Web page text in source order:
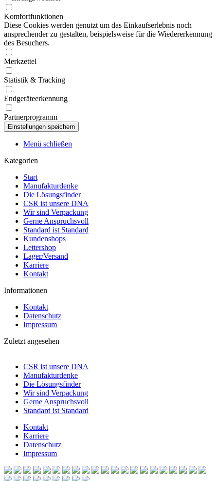
Komfortfunktionen
Diese Cookies werden genutzt um das Einkaufserlebnis noch
ansprechender zu gestalten, beispielsweise für die Wiedererkennung
des Besuchers.
Merkzettel
Statistik & Tracking
Endgeräteerkennung
Partnerprogramm
Menü schließen
Kategorien
Start
Manufakturdenke
Die Lösungsfinder
CSR ist unsere DNA
Wir sind Verpackung
Gerne Anspruchsvoll
Standard ist Standard
Kundenshops
Lettershop
Lager/Versand
Karriere
Kontakt
Informationen
Kontakt
Datenschutz
Impressum
Zuletzt angesehen
CSR ist unsere DNA
Manufakturdenke
Die Lösungsfinder
Wir sind Verpackung
Gerne Anspruchsvoll
Standard ist Standard
Kontakt
Karriere
Datenschutz
Impressum